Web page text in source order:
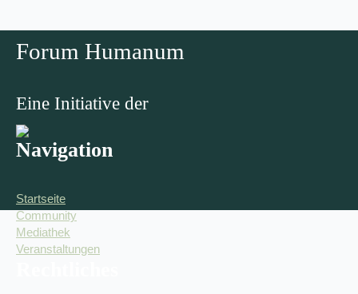
Forum Humanum
Eine Initiative der
Navigation
Startseite
Community
Mediathek
Veranstaltungen